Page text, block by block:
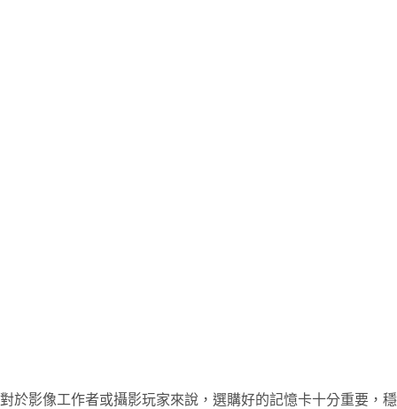
對於影像工作者或攝影玩家來說，選購好的記憶卡十分重要，穩